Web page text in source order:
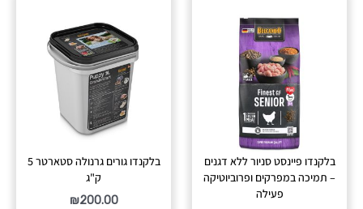
בלקנדו פיינסט סניור ללא דגנים
– תמיכה במפרקים ופרוביוטיקה
פעילה
בלקנדו גורים גרנולה סטארטר 5
ק"ג
₪200.00